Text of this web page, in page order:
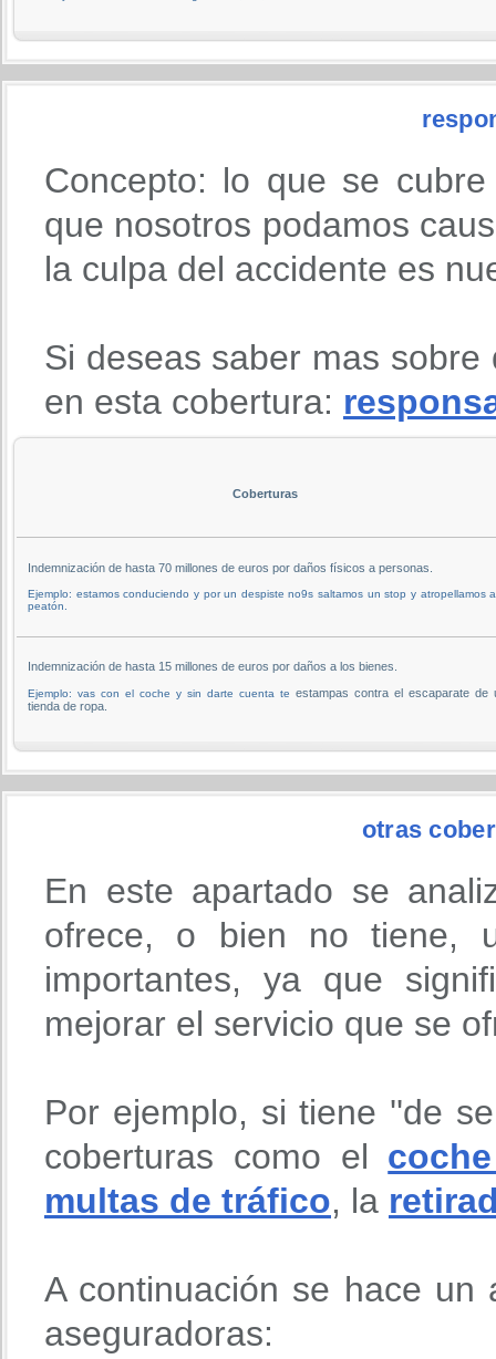
Concepto: lo que se
que nosotros podamos
la culpa del accidente es
Si deseas saber mas
en esta cobertura:
Coberturas
Indemnización de hasta 70 millones de euros por daños físicos a personas.
Ejemplo: estamos conduciendo y por un despiste no9s saltamos un stop y atropellamos
peatón.
Indemnización de hasta 15 millones de euros por daños a los bienes.
Ejemplo: vas con el coche y sin darte cuenta te estampas contra el escaparate de
tienda de ropa.
otras
En este apartado se
ofrece, o bien no tiene,
importantes, ya que
mejorar el servicio que se
Por ejemplo, si tiene ''de
coberturas como el
multas de tráfico, la
A continuación se hace un
aseguradoras: